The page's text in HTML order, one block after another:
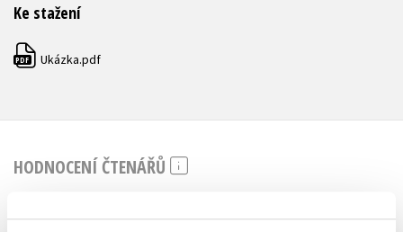
Ke stažení
PDF Ukázka.pdf
HODNOCENÍ ČTENÁŘŮ